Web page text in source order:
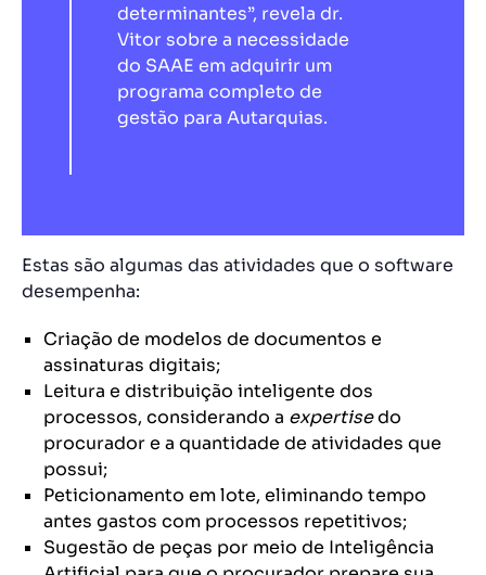
determinantes”, revela dr.
Vitor sobre a necessidade
do SAAE em adquirir um
programa completo de
gestão para Autarquias.
Estas são algumas das atividades que o software
desempenha:
Criação de modelos de documentos e
assinaturas digitais;
Leitura e distribuição inteligente dos
processos, considerando a expertisedo
procurador e a quantidade de atividades que
possui;
Peticionamento em lote, eliminando tempo
antes gastos com processos repetitivos;
Sugestão de peças por meio de Inteligência